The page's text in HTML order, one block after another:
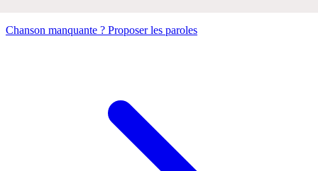
Chanson manquante ? Proposer les paroles